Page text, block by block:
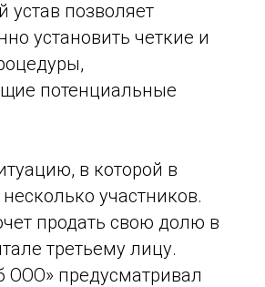
устав позволяет
установить четкие и
потенциальные
в которой в
участников.
продать свою долю в
третьему лицу.
ООО» предусматривал